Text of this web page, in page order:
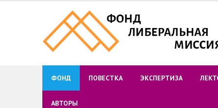
ФОНД ПОВЕСТКА ЭКСПЕРТИЗА
АВТОРЫ